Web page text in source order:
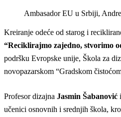
Ambasador EU u Srbiji,
Kreiranje odeće od starog i
“Reciklirajmo zajedno, stvorimo
podršku Evropske unije, Škola za
novopazarskom “Gradskom
Profesor dizajna Jasmin Šabanović
učenici osnovnih i srednjih škola,